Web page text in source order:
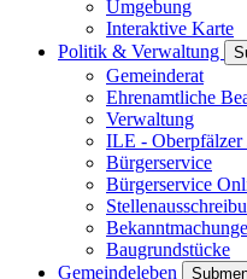
Umgebung
Interaktive Karte
Politik & Verwaltung
Gemeinderat
Ehrenamtliche
Verwaltung
ILE - Oberpfälzer
Bürgerservice
Bürgerservice
Baugrundstücke
Gemeindeleben